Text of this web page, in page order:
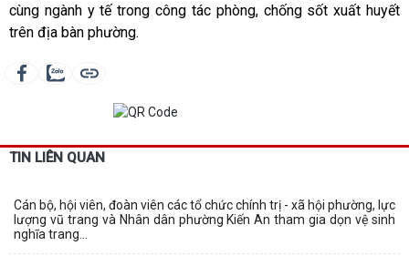
cùng ngành y tế trong công tác phòng, chống sốt xuất huyết
trên địa bàn phường.
TIN LIÊN QUAN
Cán bộ, hội viên, đoàn viên các tổ chức chính trị - xã hội phường, lực
lượng vũ trang và Nhân dân phường Kiến An tham gia dọn vệ sinh
nghĩa trang...